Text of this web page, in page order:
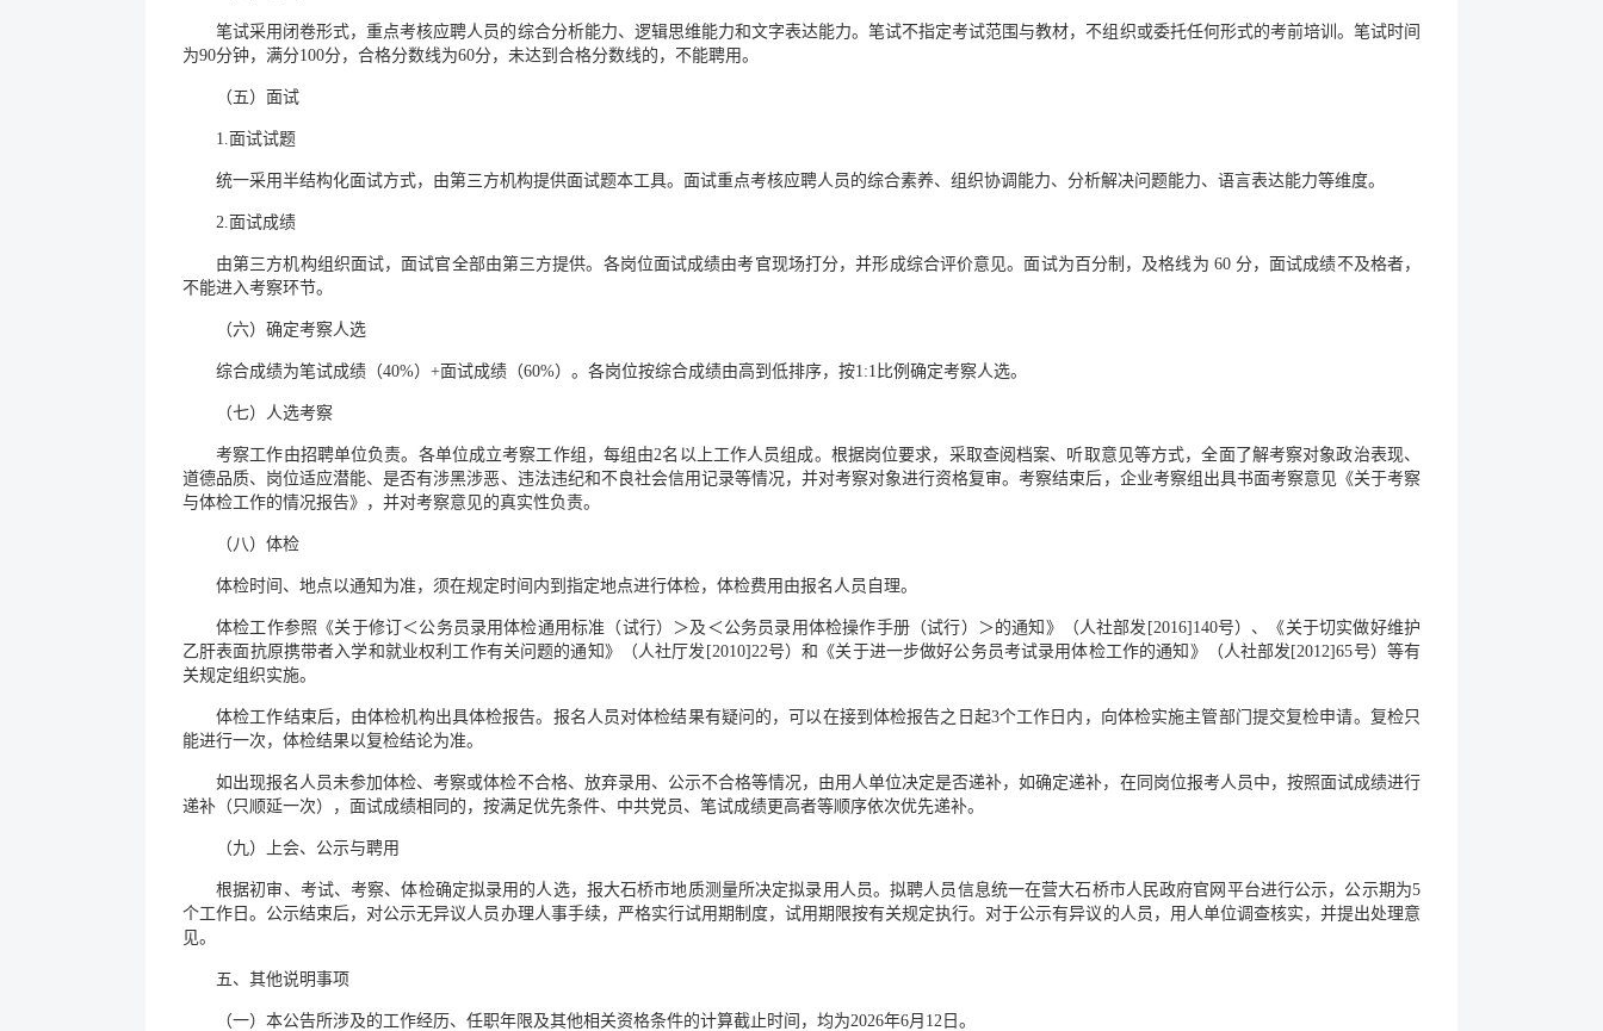
笔试采用闭卷形式，重点考核应聘人员的综合分析能力、逻辑思维能力和文字表达能力。笔试不指定考试范围与教材，不组织或委托任何形式的考前培训。笔试时间
为90分钟，满分100分，合格分数线为60分，未达到合格分数线的，不能聘用。
（五）面试
1.面试试题
统一采用半结构化面试方式，由第三方机构提供面试题本工具。面试重点考核应聘人员的综合素养、组织协调能力、分析解决问题能力、语言表达能力等维度。
2.面试成绩
由第三方机构组织面试，面试官全部由第三方提供。各岗位面试成绩由考官现场打分，并形成综合评价意见。面试为百分制，及格线为 60 分，面试成绩不及格者，
不能进入考察环节。
（六）确定考察人选
综合成绩为笔试成绩（40%）+面试成绩（60%）。各岗位按综合成绩由高到低排序，按1:1比例确定考察人选。
（七）人选考察
考察工作由招聘单位负责。各单位成立考察工作组，每组由2名以上工作人员组成。根据岗位要求，采取查阅档案、听取意见等方式，全面了解考察对象政治表现、
道德品质、岗位适应潜能、是否有涉黑涉恶、违法违纪和不良社会信用记录等情况，并对考察对象进行资格复审。考察结束后，企业考察组出具书面考察意见《关于考察
与体检工作的情况报告》，并对考察意见的真实性负责。
（八）体检
体检时间、地点以通知为准，须在规定时间内到指定地点进行体检，体检费用由报名人员自理。
体检工作参照《关于修订＜公务员录用体检通用标准（试行）＞及＜公务员录用体检操作手册（试行）＞的通知》（人社部发[2016]140号）、《关于切实做好维护
乙肝表面抗原携带者入学和就业权利工作有关问题的通知》（人社厅发[2010]22号）和《关于进一步做好公务员考试录用体检工作的通知》（人社部发[2012]65号）等有
关规定组织实施。
体检工作结束后，由体检机构出具体检报告。报名人员对体检结果有疑问的，可以在接到体检报告之日起3个工作日内，向体检实施主管部门提交复检申请。复检只
能进行一次，体检结果以复检结论为准。
如出现报名人员未参加体检、考察或体检不合格、放弃录用、公示不合格等情况，由用人单位决定是否递补，如确定递补，在同岗位报考人员中，按照面试成绩进行
递补（只顺延一次），面试成绩相同的，按满足优先条件、中共党员、笔试成绩更高者等顺序依次优先递补。
（九）上会、公示与聘用
根据初审、考试、考察、体检确定拟录用的人选，报大石桥市地质测量所决定拟录用人员。拟聘人员信息统一在营大石桥市人民政府官网平台进行公示，公示期为5
个工作日。公示结束后，对公示无异议人员办理人事手续，严格实行试用期制度，试用期限按有关规定执行。对于公示有异议的人员，用人单位调查核实，并提出处理意
见。
五、其他说明事项
（一）本公告所涉及的工作经历、任职年限及其他相关资格条件的计算截止时间，均为2026年6月12日。